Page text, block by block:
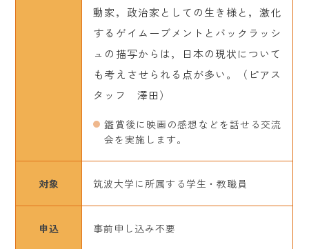
動家，政治家としての生き様と，激化
するゲイムーブメントとバックラッシ
ュの描写からは，日本の現状について
も考えさせられる点が多い。（ピアス
タッフ 澤田）
鑑賞後に映画の感想などを話せる交流
会を実施します。
対象 筑波大学に所属する学生・教職員
申込
事前申し込み不要